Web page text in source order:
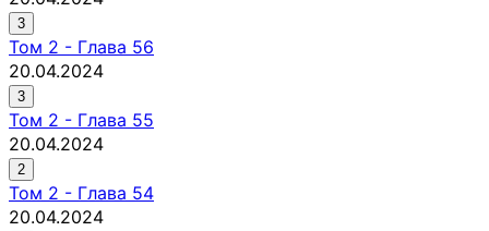
3
Том 2 - Глава 56
20.04.2024
3
Том 2 - Глава 55
20.04.2024
2
Том 2 - Глава 54
20.04.2024